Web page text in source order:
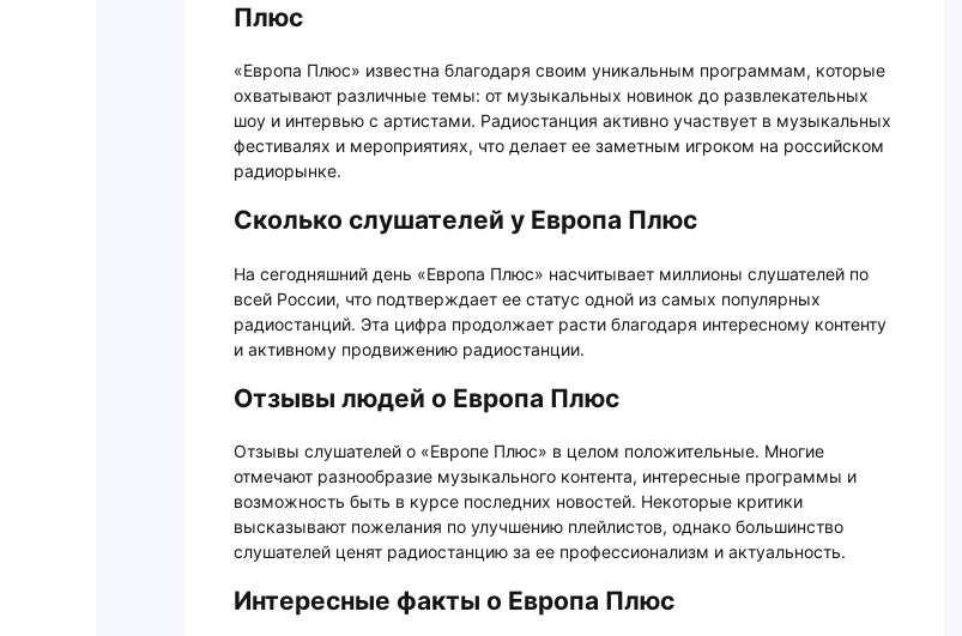
Плюс
«Европа Плюс» известна благодаря своим уникальным программам, которые
охватывают различные темы: от музыкальных новинок до развлекательных
шоу и интервью с артистами. Радиостанция активно участвует в музыкальных
фестивалях и мероприятиях, что делает ее заметным игроком на российском
радиорынке.
Сколько слушателей у Европа Плюс
На сегодняшний день «Европа Плюс» насчитывает миллионы слушателей по
всей России, что подтверждает ее статус одной из самых популярных
радиостанций. Эта цифра продолжает расти благодаря интересному контенту
и активному продвижению радиостанции.
Отзывы людей о Европа Плюс
Отзывы слушателей о «Европе Плюс» в целом положительные. Многие
отмечают разнообразие музыкального контента, интересные программы и
возможность быть в курсе последних новостей. Некоторые критики
высказывают пожелания по улучшению плейлистов, однако большинство
слушателей ценят радиостанцию за ее профессионализм и актуальность.
Интересные факты о Европа Плюс